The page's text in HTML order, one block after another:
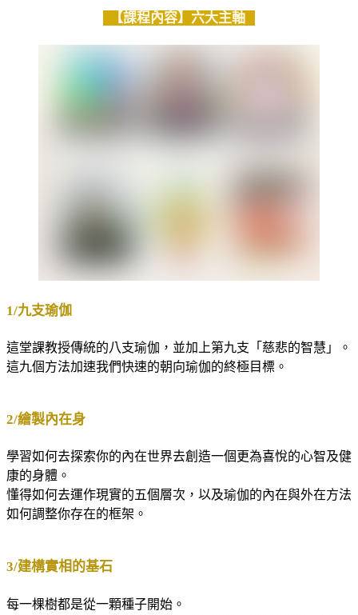
【課程內容】六大主軸
1/九支瑜伽
這堂課教授傳統的八支瑜伽，並加上第九支「慈悲的智慧」。
這九個方法加速我們快速的朝向瑜伽的終極目標。
2/繪製內在身
學習如何去探索你的內在世界去創造一個更為喜悅的心智及健
康的身體。
懂得如何去運作現實的五個層次，以及瑜伽的內在與外在方法
如何調整你存在的框架。
3/建構實相的基石
每一棵樹都是從一顆種子開始。